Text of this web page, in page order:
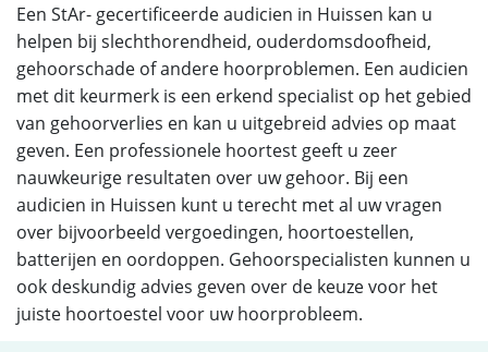
Een StAr- gecertificeerde audicien in Huissen kan u
helpen bij slechthorendheid, ouderdomsdoofheid,
gehoorschade of andere hoorproblemen. Een audicien
met dit keurmerk is een erkend specialist op het gebied
van gehoorverlies en kan u uitgebreid advies op maat
geven. Een professionele hoortest geeft u zeer
nauwkeurige resultaten over uw gehoor. Bij een
audicien in Huissen kunt u terecht met al uw vragen
over bijvoorbeeld vergoedingen, hoortoestellen,
batterijen en oordoppen. Gehoorspecialisten kunnen u
ook deskundig advies geven over de keuze voor het
juiste hoortoestel voor uw hoorprobleem.